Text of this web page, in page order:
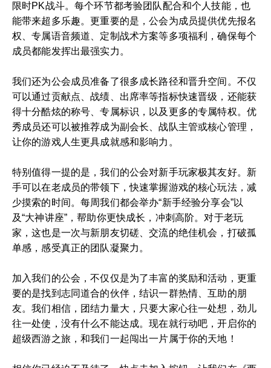
限时PK战斗。每个环节都考验团队配合和个人技能，也
能带来超多乐趣。更重要的是，公会为成员提供优先报名
权、专属语音频道、定制战术方案等多项福利，确保每个
成员都能发挥出最强实力。
我们还为公会成员准备了很多成长路径和晋升空间。不仅
可以通过贡献点、战绩、出席率等指标快速晋级，还能获
得十分酷炫的称号、专属标识，以及更多的专属特权。优
秀成员还可以被推荐成为副会长、战队主管或核心管理，
让你的游戏人生更具成就感和影响力。
特别值得一提的是，我们的公会对新手玩家极其友好。新
手可以在老成员的带领下，快速掌握游戏的核心玩法，减
少摸索的时间。每周我们都会举办“新手经验分享会”以
及“大神讲座”，帮助你更快成长，冲刺高阶。对于老玩
家，这也是一次与新朋友切磋、交流的绝佳机会，打破孤
单感，感受真正的团队凝聚力。
加入我们的公会，不仅仅是为了丰富的奖励和活动，更重
要的是找到志同道合的伙伴，结识一群热情、互助的朋
友。我们相信，团结力量大，只要大家心往一处想，劲儿
往一处使，没有什么不能达成。现在就行动吧，开启你的
超级西游之旅，和我们一起闯出一片属于你的天地！